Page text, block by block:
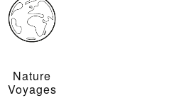
Nature
Voyages